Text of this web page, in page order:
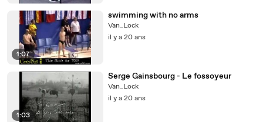
1:07
swimming with no arms
Van_Lock
il y a 20 ans
1:03
Serge Gainsbourg - Le fossoyeur
Van_Lock
il y a 20 ans